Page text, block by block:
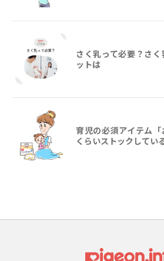
さく乳って必要？さ
ットは
育児の必須アイテム
くらいストックしてい